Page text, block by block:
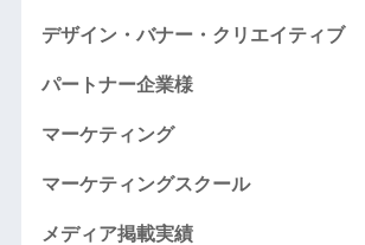
デザイン・バナー・クリエイティブ
パートナー企業様
マーケティング
マーケティングスクール
メディア掲載実績